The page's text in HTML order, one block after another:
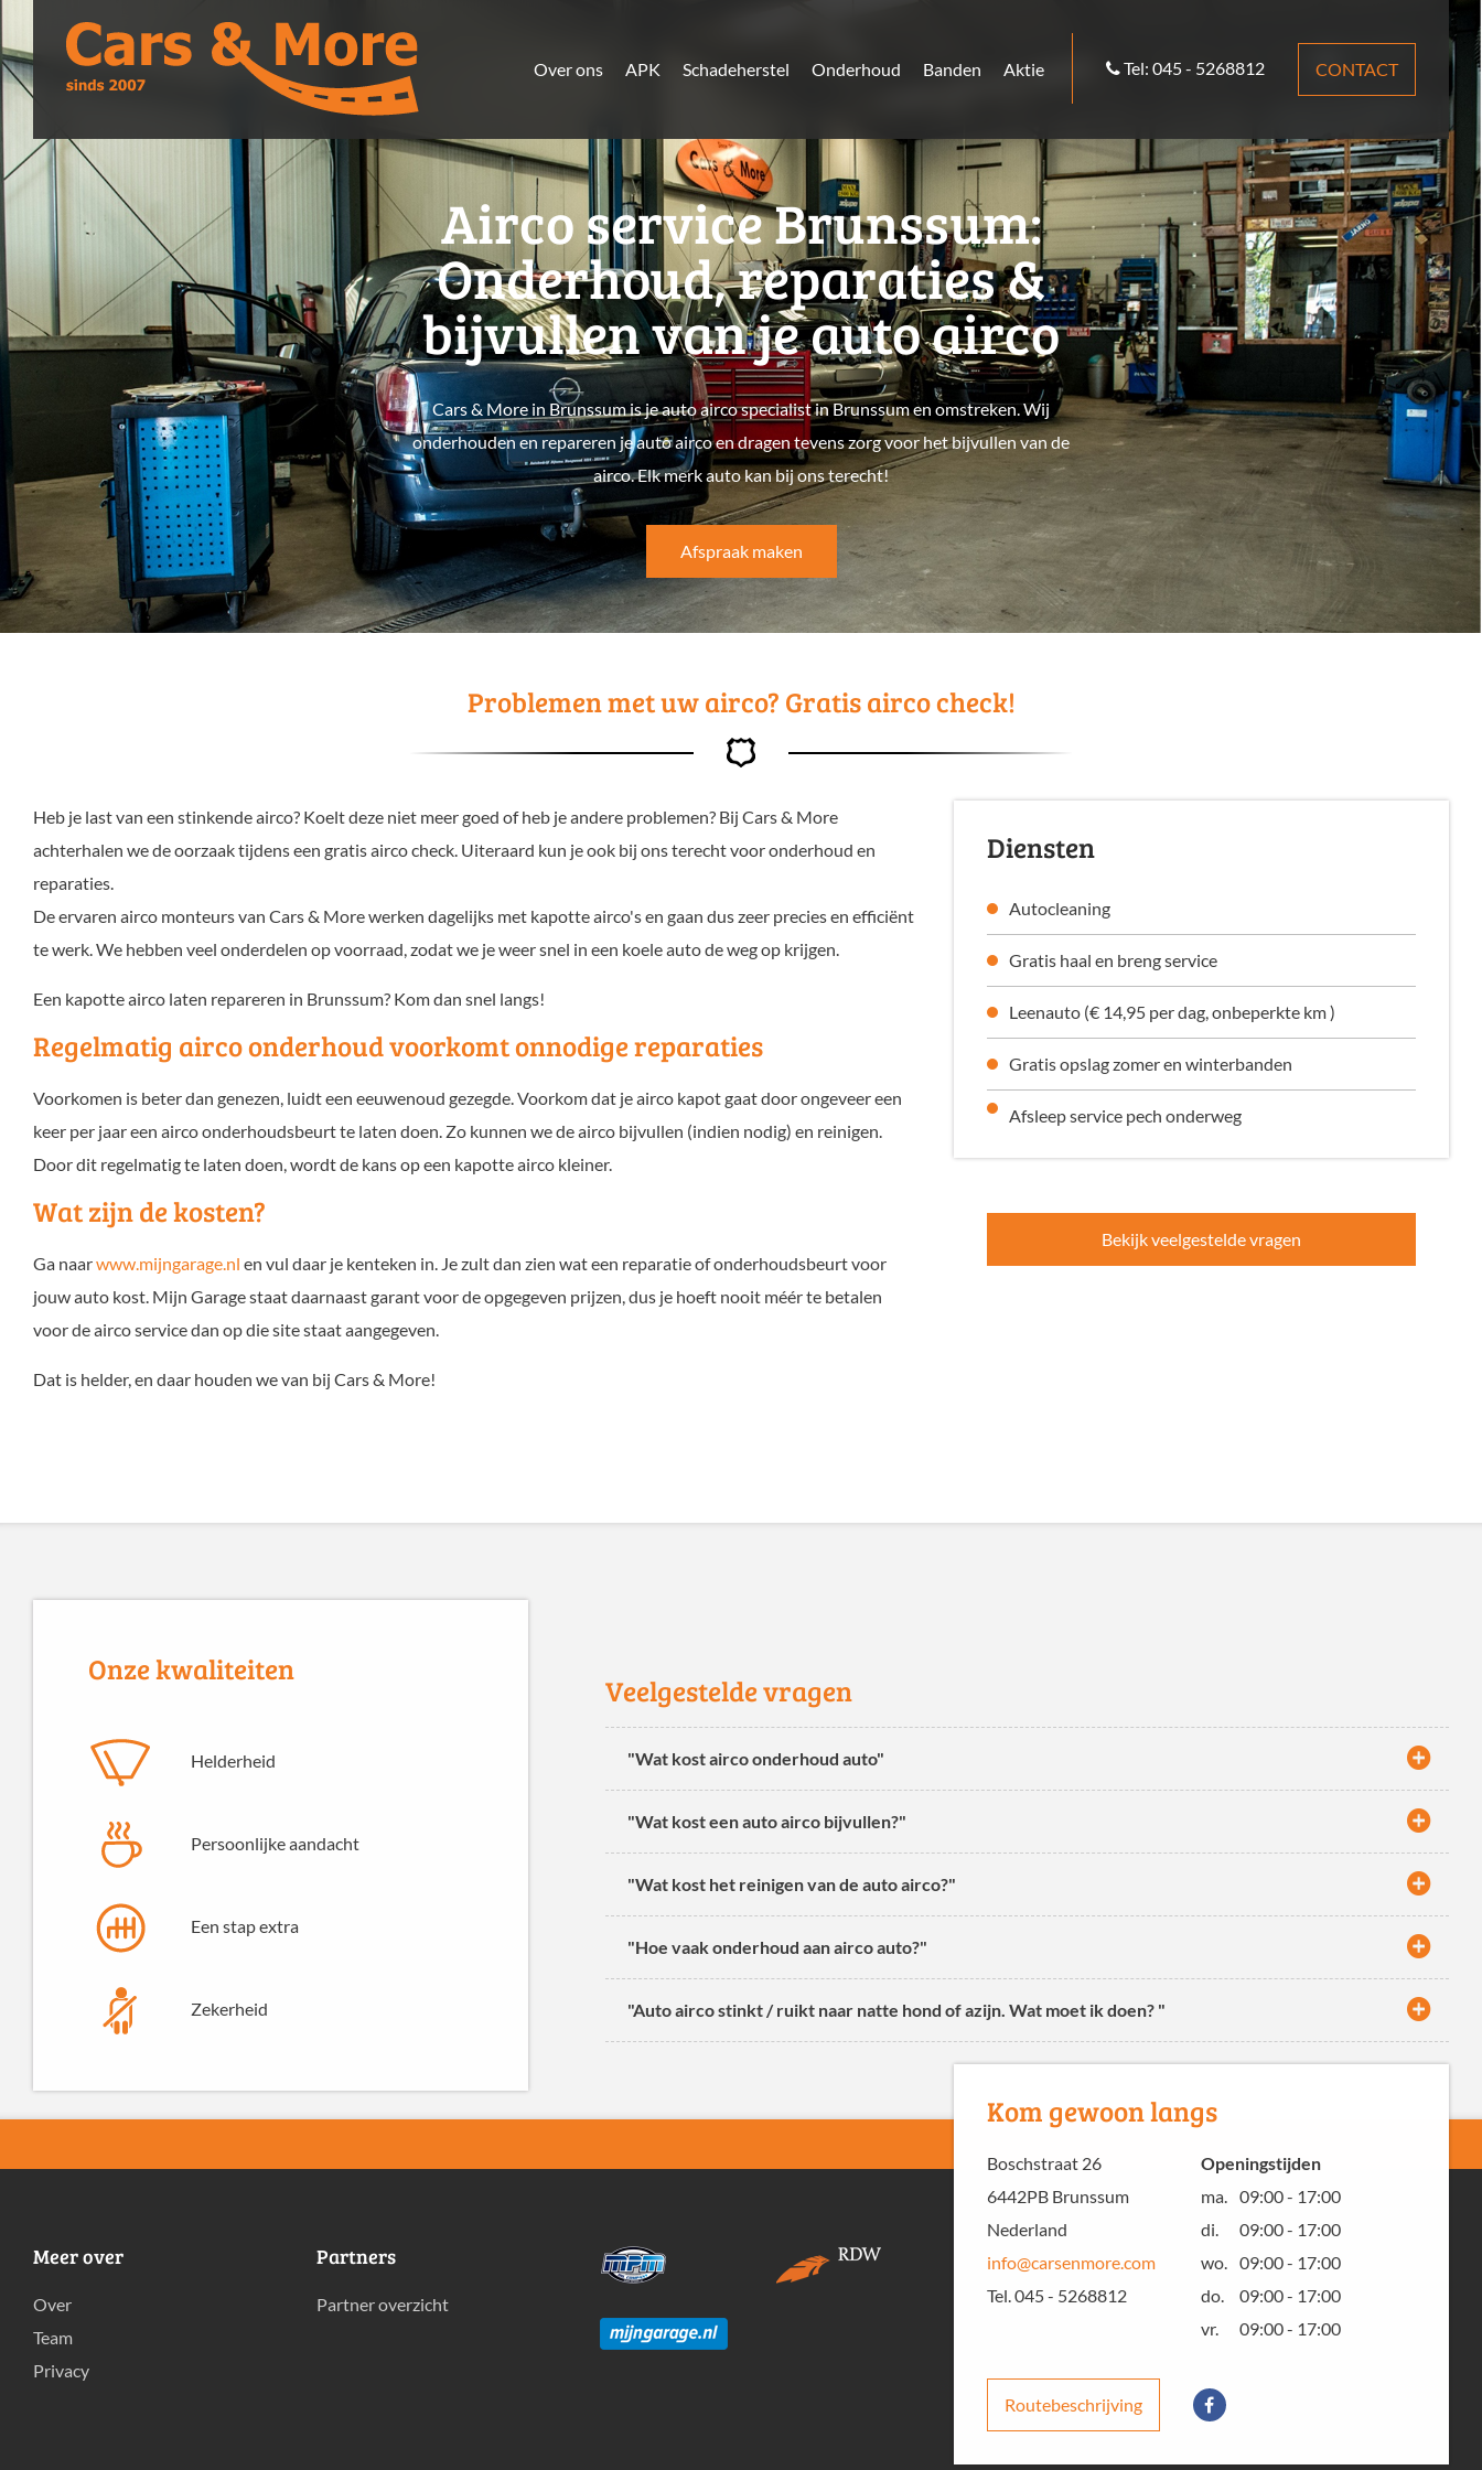
Tel: 045 - 5268812 CONTACT
Over ons APK Schadeherstel Onderhoud Banden Aktie
Airco service Brunssum:
Onderhoud, reparaties &
bijvullen van je auto airco
Cars & More in Brunssum is je auto airco specialist in Brunssum en omstreken. Wij
onderhouden en repareren je auto airco en dragen tevens zorg voor het bijvullen van de
airco. Elk merk auto kan bij ons terecht!
Afspraak maken
Problemen met uw airco? Gratis airco check!
Heb je last van een stinkende airco? Koelt deze niet meer goed of heb je andere problemen? Bij Cars & More
achterhalen we de oorzaak tijdens een gratis airco check. Uiteraard kun je ook bij ons terecht voor onderhoud en
reparaties.
De ervaren airco monteurs van Cars & More werken dagelijks met kapotte airco's en gaan dus zeer precies en efficiënt
te werk. We hebben veel onderdelen op voorraad, zodat we je weer snel in een koele auto de weg op krijgen.
Een kapotte airco laten repareren in Brunssum? Kom dan snel langs!
Regelmatig airco onderhoud voorkomt onnodige reparaties
Voorkomen is beter dan genezen, luidt een eeuwenoud gezegde. Voorkom dat je airco kapot gaat door ongeveer een
keer per jaar een airco onderhoudsbeurt te laten doen. Zo kunnen we de airco bijvullen (indien nodig) en reinigen.
Door dit regelmatig te laten doen, wordt de kans op een kapotte airco kleiner.
Wat zijn de kosten?
Ga naarwww.mijngarage.nl en vul daar je kenteken in. Je zult dan zien wat een reparatie of onderhoudsbeurt voor
jouw auto kost. Mijn Garage staat daarnaast garant voor de opgegeven prijzen, dus je hoeft nooit méér te betalen
voor de airco service dan op die site staat aangegeven.
Dat is helder, en daar houden we van bij Cars & More!
Diensten
Autocleaning
Gratis haal en breng service
Leenauto (€ 14,95 per dag, onbeperkte km )
Gratis opslag zomer en winterbanden
Afsleep service pech onderweg
Bekijk veelgestelde vragen
Onze kwaliteiten
Helderheid
Persoonlijke aandacht
Een stap extra
Zekerheid
Veelgestelde vragen
"Wat kost airco onderhoud auto"
"Wat kost een auto airco bijvullen?"
"Wat kost het reinigen van de auto airco?"
"Hoe vaak onderhoud aan airco auto?"
"Auto airco stinkt / ruikt naar natte hond of azijn. Wat moet ik doen? "
Meer over
Over
Team
Privacy
Partners
Partner overzicht
Kom gewoon langs
Boschstraat 26
6442PB Brunssum
Nederland
info@carsenmore.com
Tel. 045 - 5268812
Openingstijden
ma. 09:00 - 17:00
di.
09:00 - 17:00
wo. 09:00 - 17:00
do.
09:00 - 17:00
vr.
09:00 - 17:00
Routebeschrijving